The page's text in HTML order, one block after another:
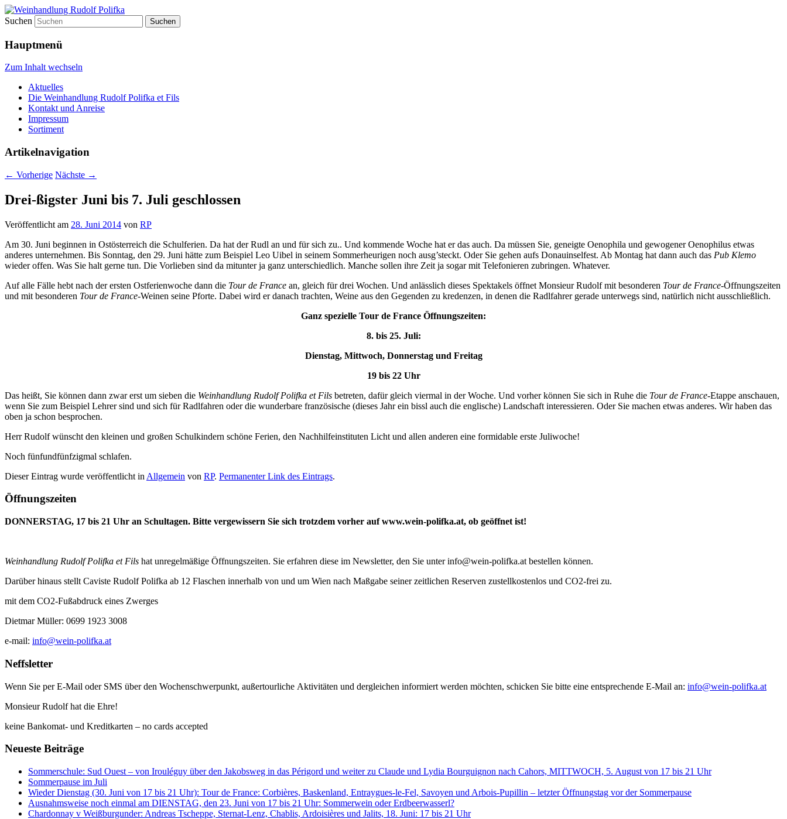
Weinhandlung Rudolf Polifka
Suchen
Hauptmenü
Zum Inhalt wechseln
Aktuelles
Die Weinhandlung Rudolf Polifka et Fils
Kontakt und Anreise
Impressum
Sortiment
Artikelnavigation
← Vorherige Nächste →
Drei-ßigster Juni bis 7. Juli geschlossen
Veröffentlicht am 28. Juni 2014 von RP
Am 30. Juni beginnen in Ostösterreich die Schulferien. Da hat der Rudl an und für sich zu.. Und kommende Woche hat er das auch. Da müssen Sie, geneigte Oenophila und gewogener Oenophilus etwas
anderes unternehmen. Bis Sonntag, den 29. Juni hätte zum Beispiel Leo Uibel in seinem Sommerheurigen noch ausg’steckt. Oder Sie gehen aufs Donauinselfest. Ab Montag hat dann auch das Pub Klemo
wieder offen. Was Sie halt gerne tun. Die Vorlieben sind da mitunter ja ganz unterschiedlich. Manche sollen ihre Zeit ja sogar mit Telefonieren zubringen. Whatever.
Auf alle Fälle hebt nach der ersten Ostferienwoche dann die Tour de France an, gleich für drei Wochen. Und anlässlich dieses Spektakels öffnet Monsieur Rudolf mit besonderen Tour de France-Öffnungszeiten
und mit besonderen Tour de France-Weinen seine Pforte. Dabei wird er danach trachten, Weine aus den Gegenden zu kredenzen, in denen die Radlfahrer gerade unterwegs sind, natürlich nicht ausschließlich.
Ganz spezielle Tour de France Öffnungszeiten:
8. bis 25. Juli:
Dienstag, Mittwoch, Donnerstag und Freitag
19 bis 22 Uhr
Das heißt, Sie können dann zwar erst um sieben die Weinhandlung Rudolf Polifka et Fils betreten, dafür gleich viermal in der Woche. Und vorher können Sie sich in Ruhe die Tour de France-Etappe anschauen,
wenn Sie zum Beispiel Lehrer sind und sich für Radlfahren oder die wunderbare französische (dieses Jahr ein bissl auch die englische) Landschaft interessieren. Oder Sie machen etwas anderes. Wir haben das
oben ja schon besprochen.
Herr Rudolf wünscht den kleinen und großen Schulkindern schöne Ferien, den Nachhilfeinstituten Licht und allen anderen eine formidable erste Juliwoche!
Noch fünfundfünfzigmal schlafen.
Dieser Eintrag wurde veröffentlicht in Allgemein von RP. Permanenter Link des Eintrags.
Öffnungszeiten
DONNERSTAG, 17 bis 21 Uhr an Schultagen. Bitte vergewissern Sie sich trotzdem vorher auf www.wein-polifka.at, ob geöffnet ist!
Weinhandlung Rudolf Polifka et Fils hat unregelmäßige Öffnungszeiten. Sie erfahren diese im Newsletter, den Sie unter info@wein-polifka.at bestellen können.
Darüber hinaus stellt Caviste Rudolf Polifka ab 12 Flaschen innerhalb von und um Wien nach Maßgabe seiner zeitlichen Reserven zustellkostenlos und CO2-frei zu.
mit dem CO2-Fußabdruck eines Zwerges
Dietmar Müller: 0699 1923 3008
e-mail: info@wein-polifka.at
Neffsletter
Wenn Sie per E-Mail oder SMS über den Wochenschwerpunkt, außertourliche Aktivitäten und dergleichen informiert werden möchten, schicken Sie bitte eine entsprechende E-Mail an: info@wein-polifka.at
Monsieur Rudolf hat die Ehre!
keine Bankomat- und Kreditkarten – no cards accepted
Neueste Beiträge
Sommerschule: Sud Ouest – von Irouléguy über den Jakobsweg in das Périgord und weiter zu Claude und Lydia Bourguignon nach Cahors, MITTWOCH, 5. August von 17 bis 21 Uhr
Sommerpause im Juli
Wieder Dienstag (30. Juni von 17 bis 21 Uhr): Tour de France: Corbières, Baskenland, Entraygues-le-Fel, Savoyen und Arbois-Pupillin – letzter Öffnungstag vor der Sommerpause
Ausnahmsweise noch einmal am DIENSTAG, den 23. Juni von 17 bis 21 Uhr: Sommerwein oder Erdbeerwasserl?
Chardonnay v Weißburgunder: Andreas Tscheppe, Sternat-Lenz, Chablis, Ardoisières und Jalits, 18. Juni: 17 bis 21 Uhr